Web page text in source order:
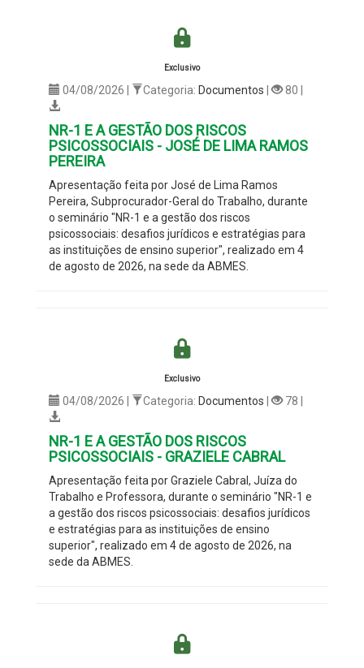
Exclusivo
04/08/2026 | Categoria: Documentos | 80 |
NR-1 E A GESTÃO DOS RISCOS
PSICOSSOCIAIS - JOSÉ DE LIMA RAMOS
PEREIRA
Apresentação feita por José de Lima Ramos
Pereira, Subprocurador-Geral do Trabalho, durante
o seminário "NR-1 e a gestão dos riscos
psicossociais: desafios jurídicos e estratégias para
as instituições de ensino superior", realizado em 4
de agosto de 2026, na sede da ABMES.
Exclusivo
04/08/2026 | Categoria: Documentos | 78 |
NR-1 E A GESTÃO DOS RISCOS
PSICOSSOCIAIS - GRAZIELE CABRAL
Apresentação feita por Graziele Cabral, Juíza do
Trabalho e Professora, durante o seminário "NR-1 e
a gestão dos riscos psicossociais: desafios jurídicos
e estratégias para as instituições de ensino
superior", realizado em 4 de agosto de 2026, na
sede da ABMES.